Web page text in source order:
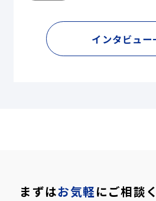
インタビュー
まずはお気軽にご相談